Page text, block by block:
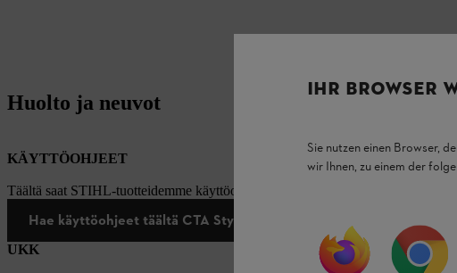
Huolto ja neuvot
KÄYTTÖOHJEET
Täältä saat STIHL-tuotteidemme käyttöohjeet.
Hae käyttöohjeet täältä CTA Style *
UKK
IHR BROWSER
Sie nutzen einen Browser,
wir Ihnen, zu einem der